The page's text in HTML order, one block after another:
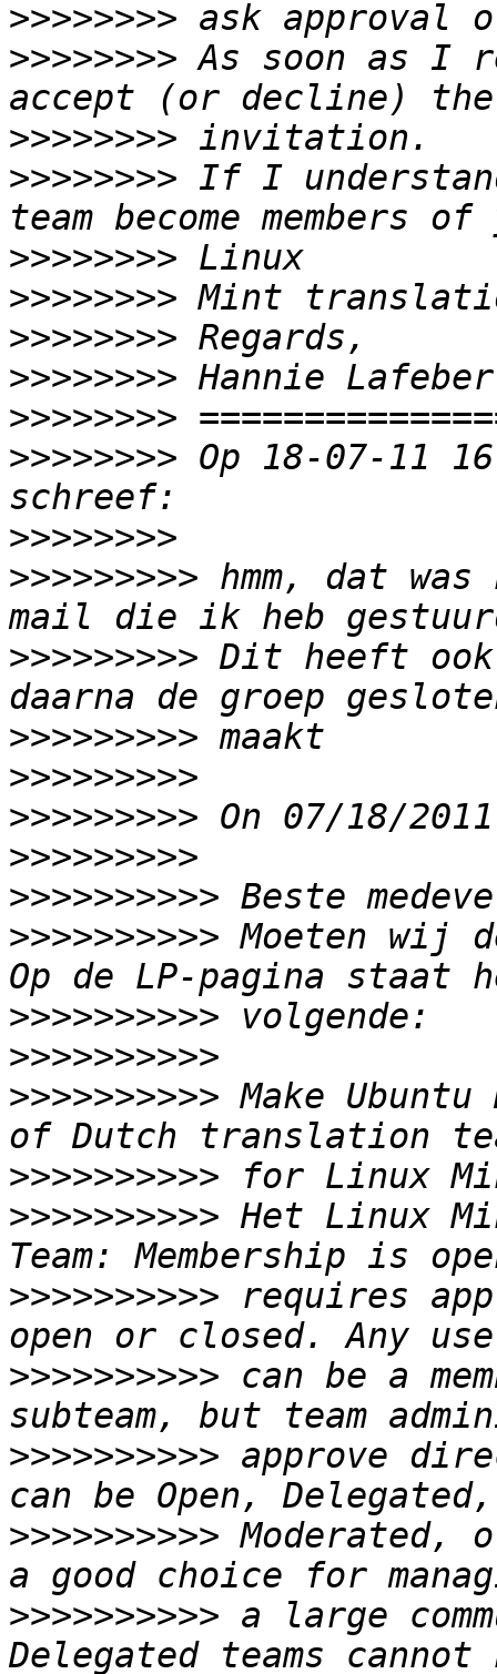
>>>>>>>>
>>>>>>>> As soon as I
>>>>>>>>
>>>>>>>> If I
>>>>>>>>
>>>>>>>>
>>>>>>>>
>>>>>>>>
>>>>>>>>
>>>>>>>> Op 18-07-11
>>>>>>>>
>>>>>>>>> hmm, dat
>>>>>>>>> Dit heeft
>>>>>>>>>
>>>>>>>>>
>>>>>>>>>
>>>>>>>>>
>>>>>>>>>>
>>>>>>>>>> Moeten wij
>>>>>>>>>>
>>>>>>>>>>
>>>>>>>>>> Make
>>>>>>>>>>
>>>>>>>>>> Het Linux
>>>>>>>>>> requires
>>>>>>>>>> can be a
>>>>>>>>>> approve
>>>>>>>>>> Moderated,
>>>>>>>>>> a large